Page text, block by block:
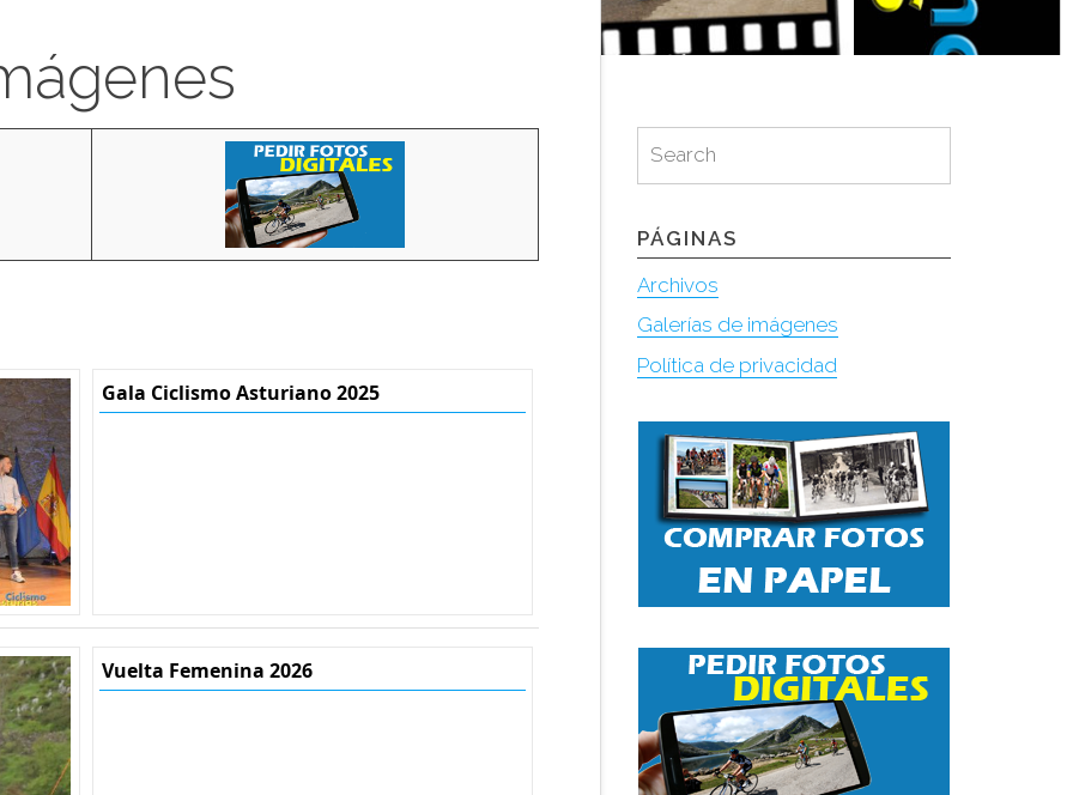
Gala Ciclismo Asturiano 2025
Vuelta Femenina 2026
for:
Search
PÁGINAS
Archivos
Galerías de imágenes
Política de privacidad